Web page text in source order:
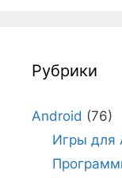
Рубрики
Android (76)
Игры для